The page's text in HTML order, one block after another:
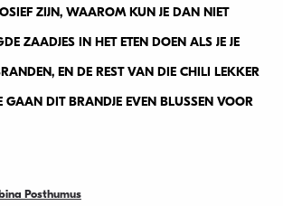
ZIJN, WAAROM KUN JE DAN NIET
ZAADJES IN HET ETEN DOEN ALS JE JE
EN DE REST VAN DIE CHILI LEKKER
GAAN DIT BRANDJE EVEN BLUSSEN VOOR
Posthumus